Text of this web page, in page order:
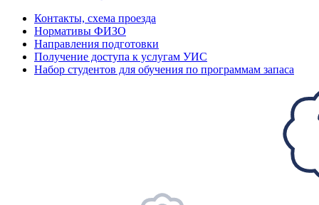
Контакты, схема проезда
Нормативы ФИЗО
Направления подготовки
Получение доступа к услугам УИС
Набор студентов для обучения по программам запаса